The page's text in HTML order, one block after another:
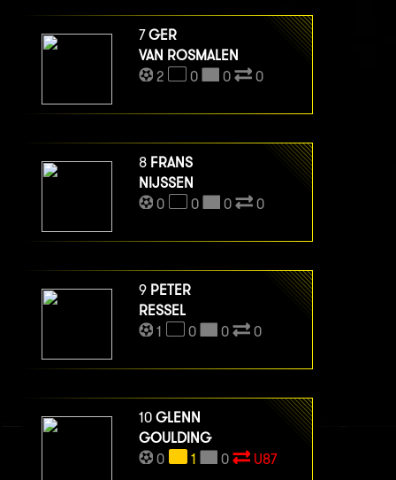
7GER
VAN ROSMALEN
2
0 0 0
8 FRANS
NIJSSEN
0
0 0 0
9 PETER
RESSEL
1
0 0 0
10 GLENN
GOULDING
0
1 0 U87